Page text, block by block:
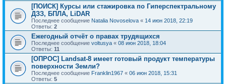
[ПОИСК] Курсы или стажировка по Гиперспектральному
ДЗЗ, БПЛА, LiDAR
Последнее сообщение Natalia Novoselova « 14 июн 2018, 22:19
Ответы: 2
Ежегодный отчёт о правах трудящихся
Последнее сообщение voltusya « 08 июн 2018, 18:04
Ответы: 11
[ОПРОС] Landsat-8 имеет готовый продукт температуры
поверхности Земли?
Последнее сообщение Franklin1967 « 06 июн 2018, 15:31
Ответы: 5